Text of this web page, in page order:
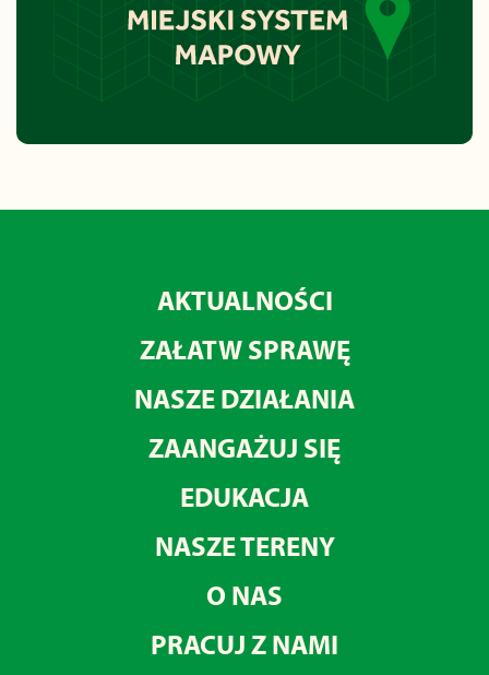
AKTUALNOŚCI
ZAŁATW SPRAWĘ
NASZE DZIAŁANIA
ZAANGAŻUJ SIĘ
EDUKACJA
NASZE TERENY
O NAS
PRACUJ Z NAMI